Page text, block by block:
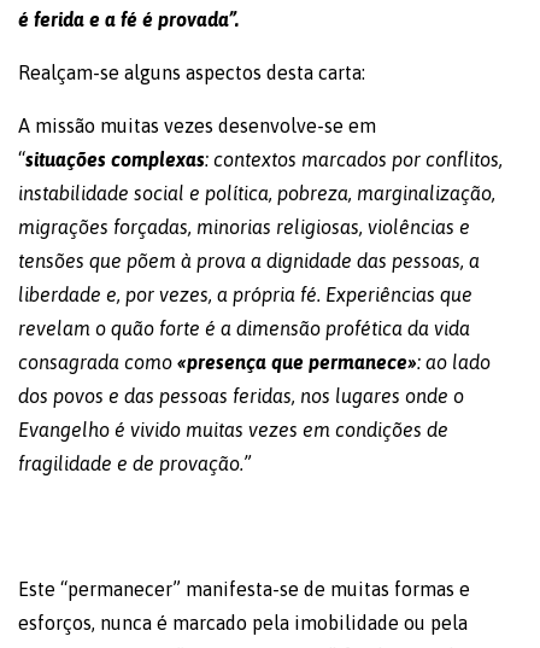
é ferida e a fé é provada”.
Realçam-se alguns aspectos desta carta:
A missão muitas vezes desenvolve-se em
“situações complexas: contextos marcados por conflitos,
instabilidade social e política, pobreza, marginalização,
migrações forçadas, minorias religiosas, violências e
tensões que põem à prova a dignidade das pessoas, a
liberdade e, por vezes, a própria fé. Experiências que
revelam o quão forte é a dimensão profética da vida
consagrada como «presença que permanece»: ao lado
dos povos e das pessoas feridas, nos lugares onde o
Evangelho é vivido muitas vezes em condições de
fragilidade e de provação.”
Este “permanecer” manifesta-se de muitas formas e
esforços, nunca é marcado pela imobilidade ou pela